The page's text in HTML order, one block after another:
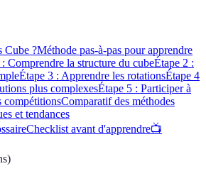
Cube ?Méthode pas-à-pas pour apprendre
Comprendre la structure du cubeÉtape 2 :
Étape 3 : Apprendre les rotationsÉtape 4
plus complexesÉtape 5 : Participer à
compétitionsComparatif des méthodes
et tendances
Checklist avant d'apprendre📺
)